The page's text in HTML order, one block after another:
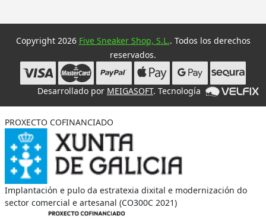
Copyright 2026 Five Sneaker Shop, S.L.. Todos los derechos
reservados.
Desarrollado por MEIGASOFT. Tecnología
PROXECTO COFINANCIADO
Implantación e pulo da estratexia dixital e modernización do
sector comercial e artesanal (CO300C 2021)